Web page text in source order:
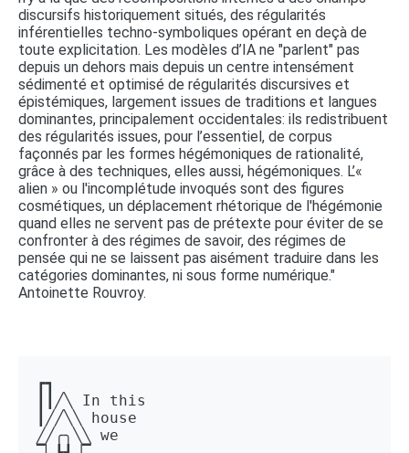
discursifs historiquement situés, des régularités
inférentielles techno-symboliques opérant en deçà de
toute explicitation. Les modèles d’IA ne "parlent" pas
depuis un dehors mais depuis un centre intensément
sédimenté et optimisé de régularités discursives et
épistémiques, largement issues de traditions et langues
dominantes, principalement occidentales: ils redistribuent
des régularités issues, pour l’essentiel, de corpus
façonnés par les formes hégémoniques de rationalité,
grâce à des techniques, elles aussi, hégémoniques. L’«
alien » ou l'incomplétude invoqués sont des figures
cosmétiques, un déplacement rhétorique de l'hégémonie
quand elles ne servent pas de prétexte pour éviter de se
confronter à des régimes de savoir, des régimes de
pensée qui ne se laissent pas aisément traduire dans les
catégories dominantes, ni sous forme numérique."
Antoinette Rouvroy.
┏┓
┃┃╱╲ In this
┃╱╱╲╲ house
╱╱╭╮╲╲ we